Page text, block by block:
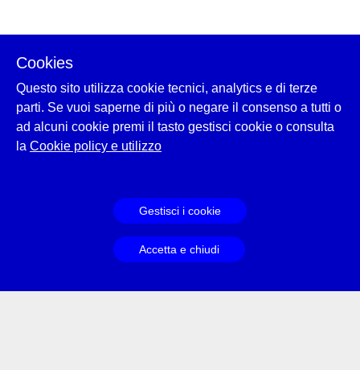
Cookies
Questo sito utilizza cookie tecnici, analytics e di terze
parti. Se vuoi saperne di più o negare il consenso a tutti o
ad alcuni cookie premi il tasto gestisci cookie o consulta
la Cookie policy e utilizzo
Gestisci i cookie
Accetta e chiudi